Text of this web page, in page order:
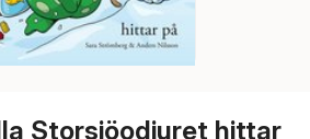
Storsjöodjuret hittar